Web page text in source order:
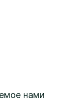
нами